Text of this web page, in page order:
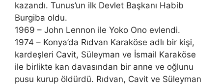
kazandı. Tunus’un ilk Devlet Başkanı Habib
Burgiba oldu.
1969 – John Lennon ile Yoko Ono evlendi.
1974 – Konya’da Rıdvan Karaköse adlı bir kişi,
kardeşleri Cavit, Süleyman ve İsmail Karaköse
ile birlikte kan davasından bir anne ve oğlunu
pusu kurup öldürdü. Rıdvan, Cavit ve Süleyman